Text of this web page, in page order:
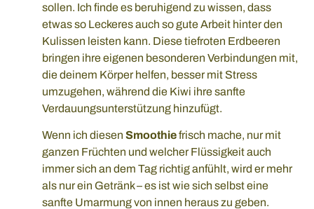
sollen. Ich finde es beruhigend zu wissen, dass
etwas so Leckeres auch so gute Arbeit hinter den
Kulissen leisten kann. Diese tiefroten Erdbeeren
bringen ihre eigenen besonderen Verbindungen mit,
die deinem Körper helfen, besser mit Stress
umzugehen, während die Kiwi ihre sanfte
Verdauungsunterstützung hinzufügt.
Wenn ich diesen Smoothiefrisch mache, nur mit
ganzen Früchten und welcher Flüssigkeit auch
immer sich an dem Tag richtig anfühlt, wird er mehr
als nur ein Getränk – es ist wie sich selbst eine
sanfte Umarmung von innen heraus zu geben.